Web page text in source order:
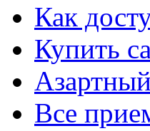
Как
Купить
Все